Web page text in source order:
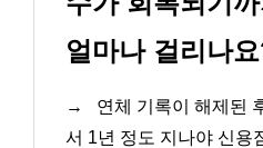
얼마나 걸리나
→
연체 기록이 해제된
서 1년 정도 지나야 신용